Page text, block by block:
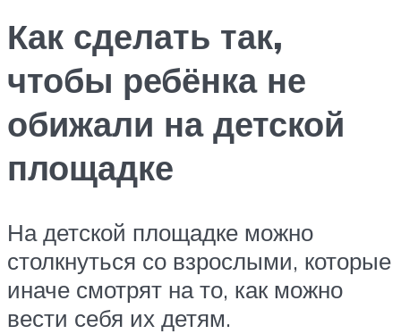
Как сделать так,
чтобы ребёнка не
обижали на детской
площадке
На детской площадке можно
столкнуться со взрослыми, которые
иначе смотрят на то, как можно
вести себя их детям.